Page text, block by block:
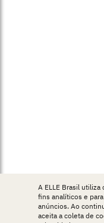
A ELLE Brasil
fins analíticos e
anúncios. Ao
aceita a coleta de